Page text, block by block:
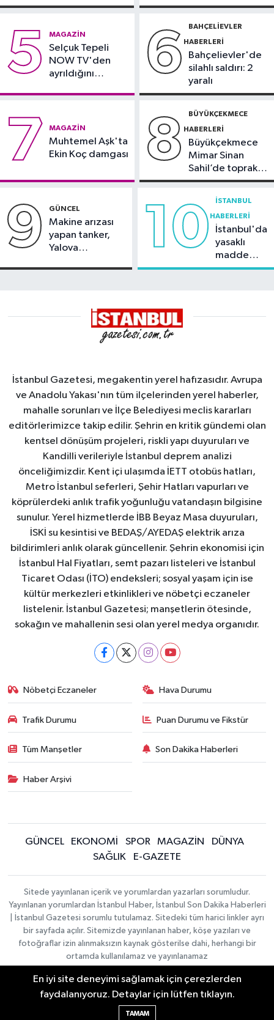
Kayalık bölgelerde zehirli tehlike
silahlı kavga
görüntülendi
5 MAGAZIN
Selçuk Tepeli
NOW TV'den
ayrıldığını
6 BAHÇELIEVLER
HABERLERI
Bahçelievler'de
silahlı saldırı: 2
yaralı
7 MAGAZIN
Muhtemel Aşk'ta
Ekin Koç damgası
8 BÜYÜKÇEKMECE
HABERLERI
Büyükçekmece
Mimar Sinan
Sahil’de toprak
kayması
9 GÜNCEL
Makine arızası
yapan tanker,
Yalova
10 İSTANBUL
HABERLERI
İstanbul'da
yasaklı
madde
operasyonu
İstanbul Gazetesi, megakentin yerel hafızasıdır. Avrupa
ve Anadolu Yakası'nın tüm ilçelerinden yerel haberler,
mahalle sorunları ve İlçe Belediyesi meclis kararları
editörlerimizce takip edilir. Şehrin en kritik gündemi olan
kentsel dönüşüm projeleri, riskli yapı duyuruları ve
Kandilli verileriyle İstanbul deprem analizi
önceliğimizdir. Kent içi ulaşımda İETT otobüs hatları,
Metro İstanbul seferleri, Şehir Hatları vapurları ve
köprülerdeki anlık trafik yoğunluğu vatandaşın bilgisine
sunulur. Yerel hizmetlerde İBB Beyaz Masa duyuruları,
İSKİ su kesintisi ve BEDAŞ/AYEDAŞ elektrik arıza
bildirimleri anlık olarak güncellenir. Şehrin ekonomisi için
İstanbul Hal Fiyatları, semt pazarı listeleri ve İstanbul
Ticaret Odası (İTO) endeksleri; sosyal yaşam için ise
kültür merkezleri etkinlikleri ve nöbetçi eczaneler
listelenir. İstanbul Gazetesi; manşetlerin ötesinde,
sokağın ve mahallenin sesi olan yerel medya organıdır.
Nöbetçi Eczaneler Hava Durumu
Trafik Durumu Puan Durumu ve Fikstür
Tüm Manşetler Son Dakika Haberleri
Haber Arşivi
GÜNCEL EKONOMİ SPOR MAGAZİN
DÜNYA
SAĞLIK
E-GAZETE
Sitede yayınlanan içerik ve yorumlardan yazarları sorumludur.
Yayınlanan yorumlardan İstanbul Haber, İstanbul Son Dakika Haberleri
| İstanbul Gazetesi sorumlu tutulamaz. Sitedeki tüm harici linkler ayrı
bir sayfada açılır. Sitemizde yayınlanan haber, köşe yazıları ve
fotoğraflar izin alınmaksızın kaynak gösterilse dahi, herhangi bir
ortamda kullanılamaz ve yayınlanamaz
İletişim
Künye
KURUMSAL
Haber Yazılımı:TE Bilişim |
Copyright © 2026
En iyi site deneyimi sağlamak için çerezlerden
faydalanıyoruz. Detaylar için lütfen tıklayın.
TAMAM